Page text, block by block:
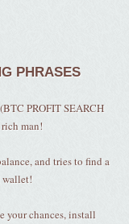
PHRASES
PROFIT SEARCH
man!
and tries to find a
wallet!
your chances, install